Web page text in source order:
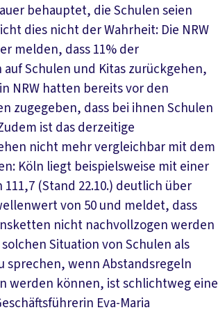
behauptet, die Schulen seien
dies nicht der Wahrheit: Die NRW
melden, dass 11% der
Schulen und Kitas zurückgehen,
NRW hatten bereits vor den
zugegeben, dass bei ihnen Schulen
ist das derzeitige
nicht mehr vergleichbar mit dem
Köln liegt beispielsweise mit einer
(Stand 22.10.) deutlich über
von 50 und meldet, dass
nicht nachvollzogen werden
Situation von Schulen als
sprechen, wenn Abstandsregeln
werden können, ist schlichtweg eine
Eva-Maria